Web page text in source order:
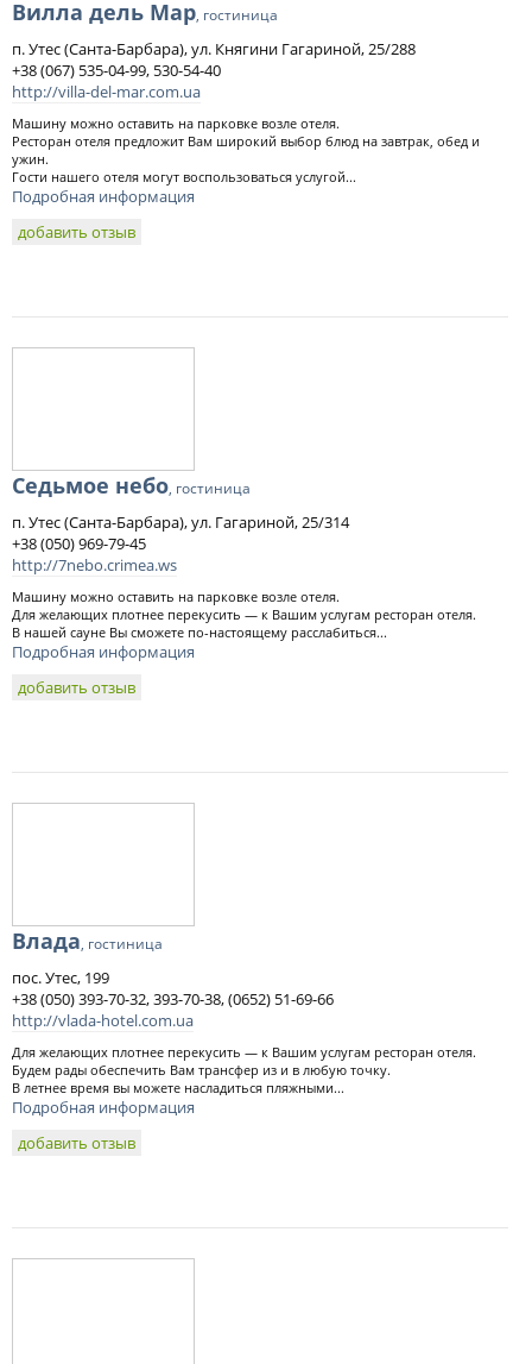
Вилла дель Мар, гостиница
п. Утес (Санта-Барбара), ул. Княгини Гагариной, 25/288
+38 (067) 535-04-99, 530-54-40
http://villa-del-mar.com.ua
Машину можно оставить на парковке возле отеля.
Ресторан отеля предложит Вам широкий выбор блюд на завтрак, обед и
ужин.
Гости нашего отеля могут воспользоваться услугой...
Подробная информация
добавить отзыв
Седьмое небо, гостиница
п. Утес (Санта-Барбара), ул. Гагариной, 25/314
+38 (050) 969-79-45
http://7nebo.crimea.ws
Машину можно оставить на парковке возле отеля.
Для желающих плотнее перекусить — к Вашим услугам ресторан отеля.
В нашей сауне Вы сможете по-настоящему расслабиться...
Подробная информация
добавить отзыв
Влада, гостиница
пос. Утес, 199
+38 (050) 393-70-32, 393-70-38, (0652) 51-69-66
http://vlada-hotel.com.ua
Для желающих плотнее перекусить — к Вашим услугам ресторан отеля.
Будем рады обеспечить Вам трансфер из и в любую точку.
В летнее время вы можете насладиться пляжными...
Подробная информация
добавить отзыв